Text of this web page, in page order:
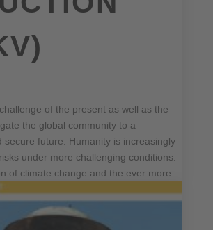
of the present as well as the
the global community to a
secure future. Humanity is increasingly
under more challenging conditions.
of climate change and the ever more...